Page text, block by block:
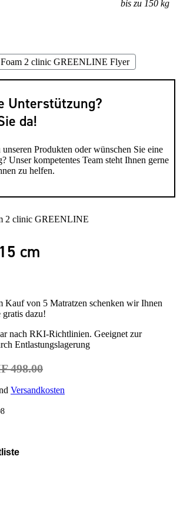
bis zu 150 kg
2 clinic GREENLINE Flyer
Unterstützung?
da!
Produkten oder wünschen Sie eine
Unser kompetentes Team steht Ihnen gerne
zu helfen.
2 clinic GREENLINE
cm
Kauf von 5 Matratzen schenken wir Ihnen
gratis dazu!
nach RKI-Richtlinien. Geeignet zur
Entlastungslagerung
498.00
Versandkosten